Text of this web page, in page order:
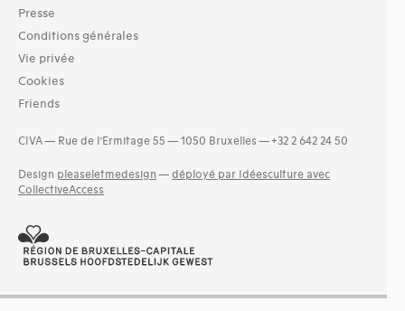
Presse
Conditions générales
Vie privée
Cookies
Friends
CIVA — Rue de l’Ermitage 55 — 1050 Bruxelles — +32 2 642 24 50
Design pleaseletmedesign — déployé par Idéesculture avec
CollectiveAccess